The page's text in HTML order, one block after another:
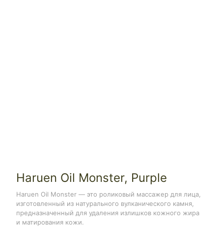
Haruen Oil Monster, Purple
Haruen Oil Monster — это роликовый массажер для лица,
изготовленный из натурального вулканического камня,
предназначенный для удаления излишков кожного жира
и матирования кожи.